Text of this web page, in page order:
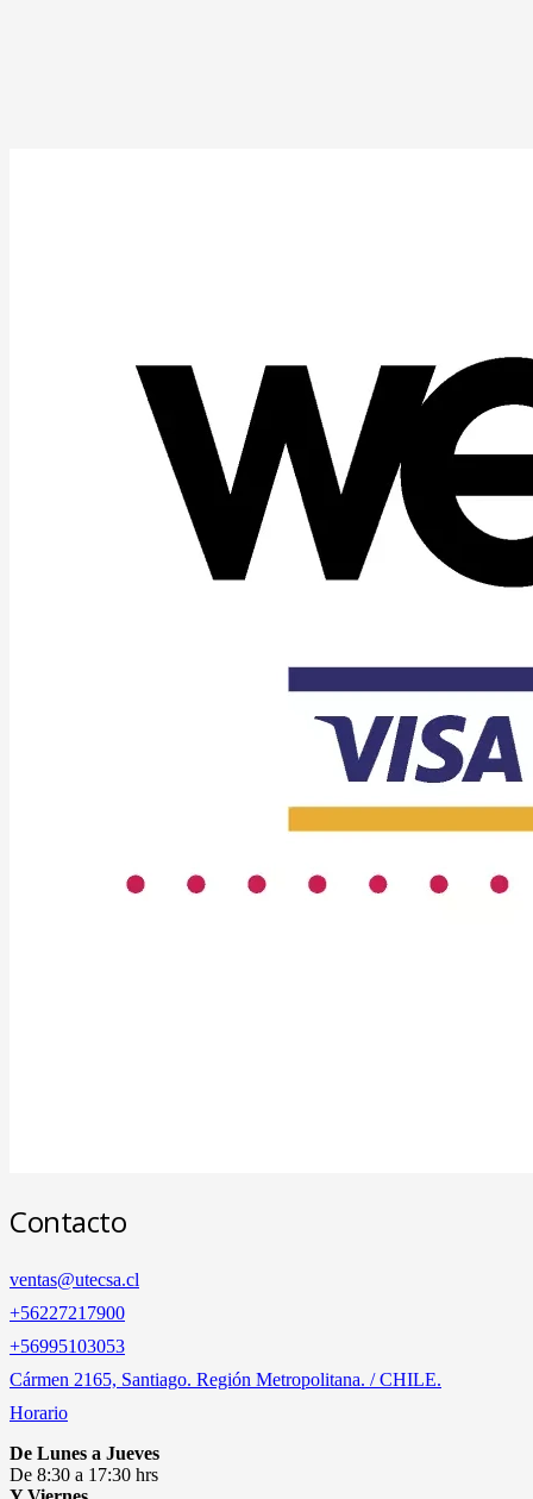
Contacto
ventas@utecsa.cl
+56227217900
‎+56995103053
Cármen 2165, Santiago. Región Metropolitana. / CHILE.
Horario
De Lunes a Jueves
De 8:30 a 17:30 hrs